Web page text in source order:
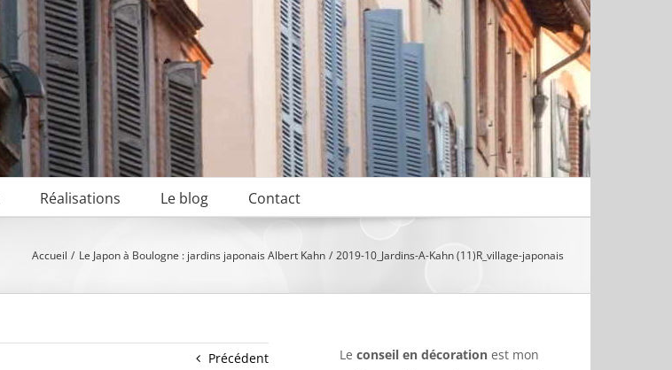
Réalisations Le blog Contact
Accueil Le Japon à Boulogne : jardins japonais Albert Kahn 2019-10_Jardins-A-Kahn (11)R_village-japonais
Précédent Le conseil en décoration est mon